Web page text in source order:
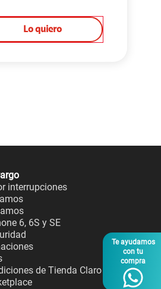
Te ayudamos
con tu
compra
Lo quiero
interrupciones
6, 6S y SE
de Tienda Claro